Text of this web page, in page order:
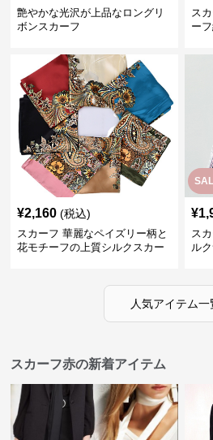
艶やかな光沢が上品なロングリ
ボンスカーフ
ス
ー
¥2,160 (税込)
スカーフ 華麗なペイズリー柄と
花モチーフの上質シルクスカー
¥
ス
ル
人気アイテム一
スカーフ赤の新着アイテム